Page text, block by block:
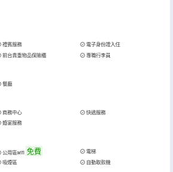
禮賓服務
電子身份證入住
前台貴重物品保險櫃 專職行李員
餐廳
商務中心
快遞服務
婚宴服務
公用區wifi 免費
電梯
吸煙區 自動取款機